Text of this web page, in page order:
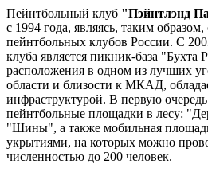
Пейнтбольный клуб "Пэйнтлэнд
с 1994 года, являясь, таким
пейнтбольных клубов России. С
клуба является пикник-база "Бухта
расположения в одном из лучших
области и близости к МКАД,
инфраструктурой. В первую
пейнтбольные площадки в лесу:
"Шины", а также мобильная
укрытиями, на которых можно
численностью до 200 человек.